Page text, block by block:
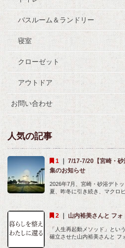
バスルーム＆ランドリー
寝室
クローゼット
アウトドア
お問い合わせ
人気の記事
｜ 7/17-7/20【宮崎・
集のお知らせ
2026年7月、宮崎・砂浴デト
夏、昨冬に引き続き、マクロ
山内裕美さんと フ
「人生再起動メソッド」とい
確立させた山内裕美さんと フ